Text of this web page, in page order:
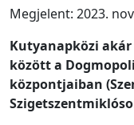
Megjelent: 2023.
Kutyanapközi akár
között a
központjaiban